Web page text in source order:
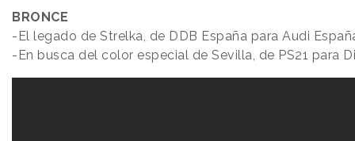
BRONCE
-El legado de Strelka, de DDB España para Audi
-En busca del color especial de Sevilla, de PS21 para